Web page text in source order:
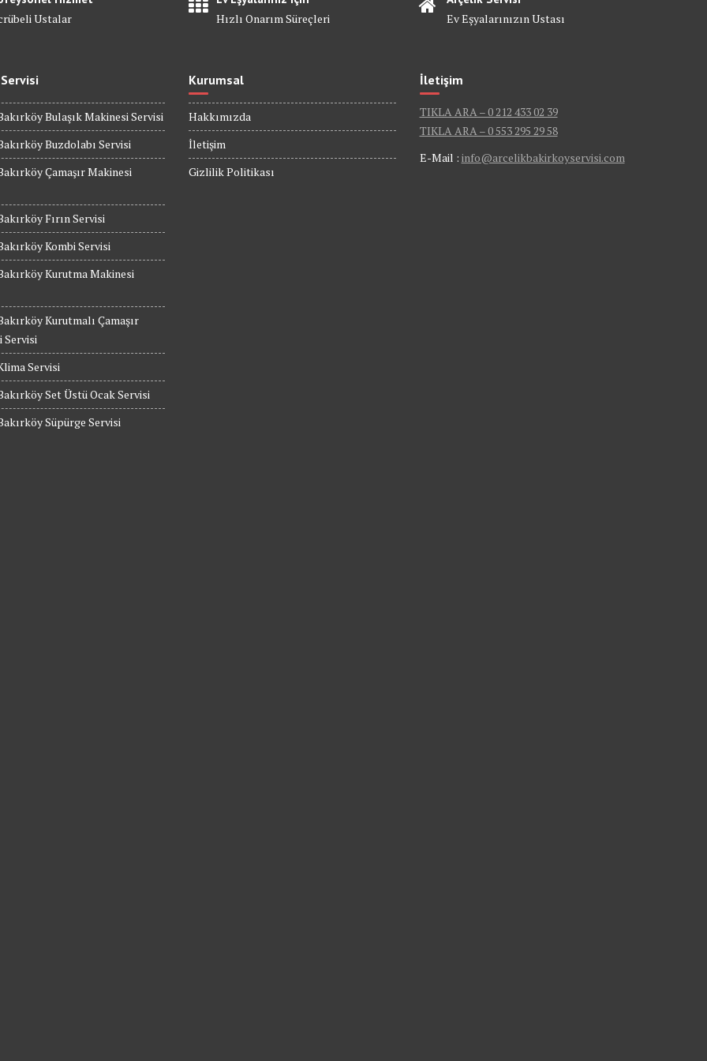
Ustalar
Hızlı Onarım Süreçleri
Ev Eşyalarınızın Ustası
Bulaşık Makinesi Servisi
Buzdolabı Servisi
Çamaşır Makinesi
Fırın Servisi
Kombi Servisi
Kurutma Makinesi
Kurutmalı Çamaşır
Servisi
Servisi
Set Üstü Ocak Servisi
Süpürge Servisi
Kurumsal
Hakkımızda
İletişim
Gizlilik Politikası
İletişim
TIKLA ARA – 0 212 433 02 39
TIKLA ARA – 0 553 295 29 58
E-Mail : info@arcelikbakirkoyservisi.com